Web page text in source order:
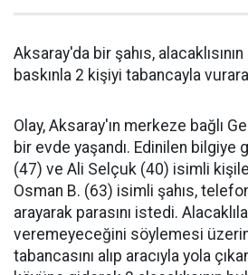
Aksaray'da bir şahıs, alacaklısının
baskınla 2 kişiyi tabancayla
Olay, Aksaray'ın merkeze bağlı
bir evde yaşandı. Edinilen bilgiye
(47) ve Ali Selçuk (40) isimli
Osman B. (63) isimli şahıs,
arayarak parasını istedi.
veremeyeceğini söylemesi
tabancasını alıp aracıyla yola